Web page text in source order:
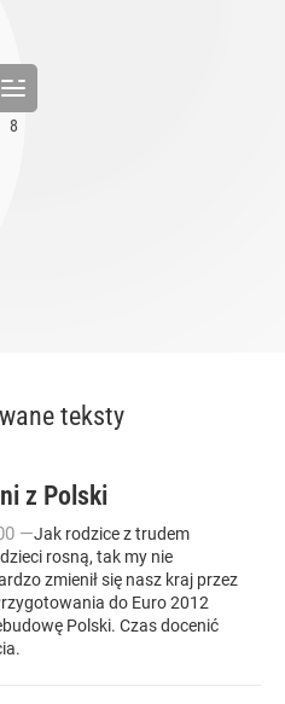
teksty
z Polski
—Jak rodzice z trudem
rosną, tak my nie
zmienił się nasz kraj przez
do Euro 2012
Polski. Czas docenić